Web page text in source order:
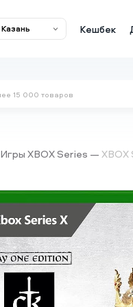
Казань Кешбек
Игры XBOX Series XBOX